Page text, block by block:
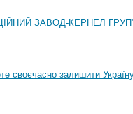
ЗАВОД-КЕРНЕЛ ГРУП"
залишити Україну